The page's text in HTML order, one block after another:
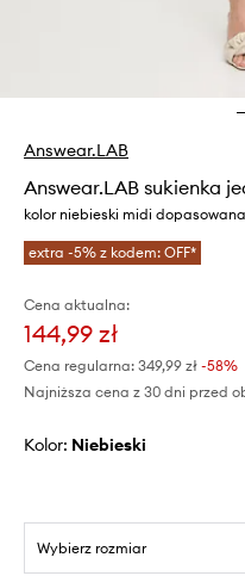
Answear.LAB
Answear.LAB sukienka
kolor niebieski midi dopasowana
extra -5% z kodem: OFF*
Cena aktualna:
144,99 zł
Cena regularna: 349,99 zł -58%
Najniższa cena z 30 dni przed
Kolor: niebieski
Wybierz rozmiar